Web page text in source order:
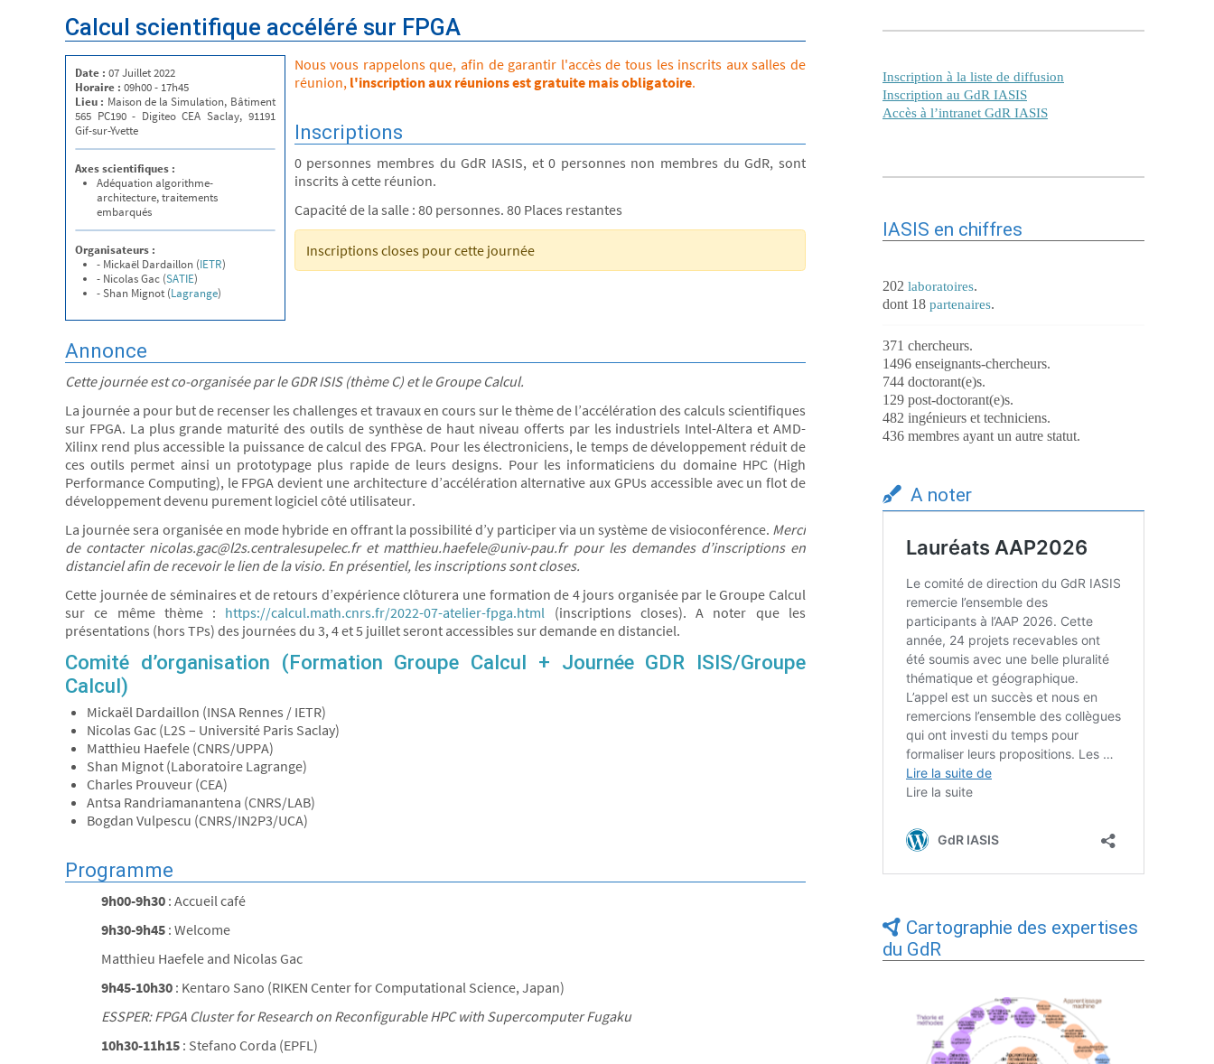
Calcul scientifique accéléré sur FPGA
Date : 07 Juillet 2022
Horaire : 09h00 - 17h45
Lieu : Maison de la Simulation, Bâtiment
565 PC190 - Digiteo CEA Saclay, 91191
Gif-sur-Yvette
Axes scientifiques :
Adéquation algorithme-
architecture, traitements
embarqués
Organisateurs :
- Mickaël Dardaillon (IETR)
- Nicolas Gac (SATIE)
- Shan Mignot (Lagrange)
Nous vous rappelons que, afin de garantir l'accès de tous les inscrits aux salles de
réunion, l'inscription aux réunions est gratuite mais obligatoire.
Inscriptions
0 personnes membres du GdR IASIS, et 0 personnes non membres du GdR, sont
inscrits à cette réunion.
Capacité de la salle : 80 personnes. 80 Places restantes
Inscriptions closes pour cette journée
Annonce
Cette journée est co-organisée par le GDR ISIS (thème C) et le Groupe Calcul.
La journée a pour but de recenser les challenges et travaux en cours sur le thème de l’accélération des calculs scientifiques
sur FPGA. La plus grande maturité des outils de synthèse de haut niveau offerts par les industriels Intel-Altera et AMD-
Xilinx rend plus accessible la puissance de calcul des FPGA. Pour les électroniciens, le temps de développement réduit de
ces outils permet ainsi un prototypage plus rapide de leurs designs. Pour les informaticiens du domaine HPC (High
Performance Computing), le FPGA devient une architecture d’accélération alternative aux GPUs accessible avec un flot de
développement devenu purement logiciel côté utilisateur.
La journée sera organisée en mode hybride en offrant la possibilité d’y participer via un système de visioconférence. Merci
de contacter nicolas.gac@l2s.centralesupelec.fr et matthieu.haefele@univ-pau.fr pour les demandes d’inscriptions en
distanciel afin de recevoir le lien de la visio. En présentiel, les inscriptions sont closes.
Cette journée de séminaires et de retours d’expérience clôturera une formation de 4 jours organisée par le Groupe Calcul
sur ce même thème : https://calcul.math.cnrs.fr/2022-07-atelier-fpga.html (inscriptions closes). A noter que les
présentations (hors TPs) des journées du 3, 4 et 5 juillet seront accessibles sur demande en distanciel.
Comité d’organisation (Formation Groupe Calcul + Journée GDR ISIS/Groupe
Calcul)
Mickaël Dardaillon (INSA Rennes / IETR)
Nicolas Gac (L2S – Université Paris Saclay)
Matthieu Haefele (CNRS/UPPA)
Shan Mignot (Laboratoire Lagrange)
Charles Prouveur (CEA)
Antsa Randriamanantena (CNRS/LAB)
Bogdan Vulpescu (CNRS/IN2P3/UCA)
Programme
9h00-9h30 : Accueil café
9h30-9h45 : Welcome
Matthieu Haefele and Nicolas Gac
9h45-10h30 : Kentaro Sano (RIKEN Center for Computational Science, Japan)
ESSPER: FPGA Cluster for Research on Reconfigurable HPC with Supercomputer Fugaku
10h30-11h15 : Stefano Corda (EPFL)
Inscription à la liste de diffusion
Inscription au GdR IASIS
Accès à l’intranet GdR IASIS
IASIS en chiffres
202 laboratoires.
dont 18 partenaires.
371 chercheurs.
1496 enseignants-chercheurs.
744 doctorant(e)s.
129 post-doctorant(e)s.
482 ingénieurs et techniciens.
436 membres ayant un autre statut.
A noter
Cartographie des expertises
du GdR